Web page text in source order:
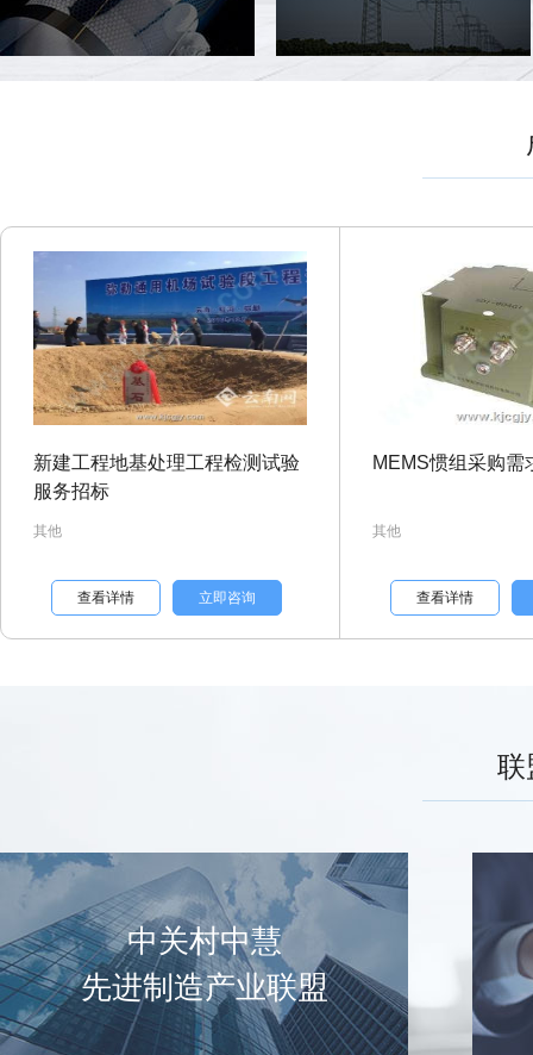
新建工程地基处理工程检测试验
服务招标
其他
查看详情 立即咨询
MEMS惯组采购需
其他
查看详情
联
中关村中慧
先进制造产业联盟